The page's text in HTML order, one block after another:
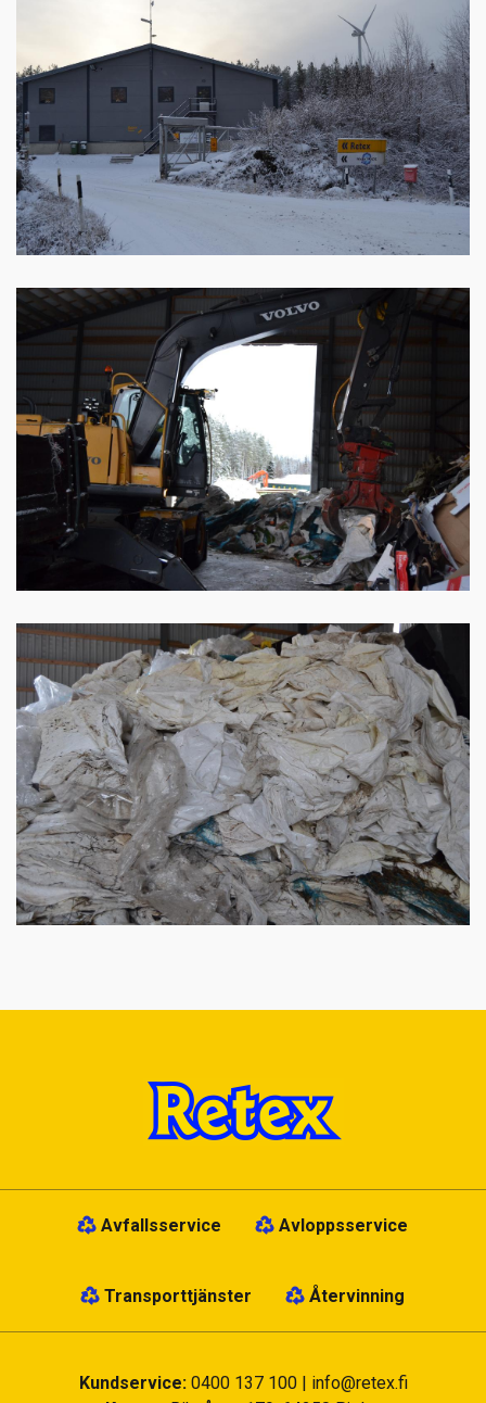
Avfallsservice Avloppsservice
Transporttjänster Återvinning
Kundservice: 0400 137 100| info@retex.fi